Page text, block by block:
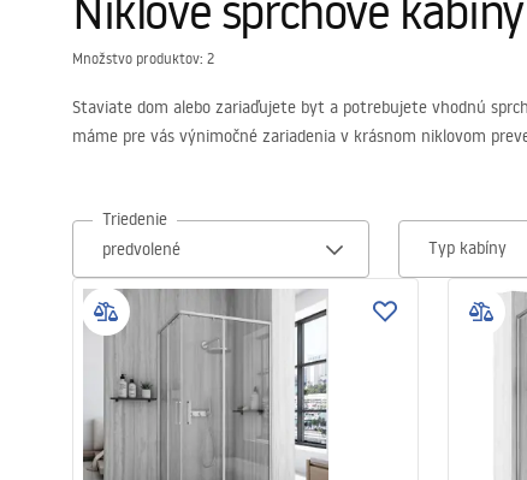
Sprchové dvere
Sanitárna keramika
Vaňa so zástenou
Množstvo produktov: 2
Staviate dom alebo zariaďujete byt a potrebujete vhodnú
máme pre vás výnimočné zariadenia v krásnom niklovom
Triedenie
Typ kabíny